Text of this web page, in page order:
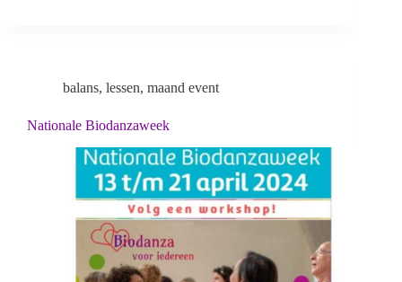
balans, lessen, maand event
Nationale Biodanzaweek